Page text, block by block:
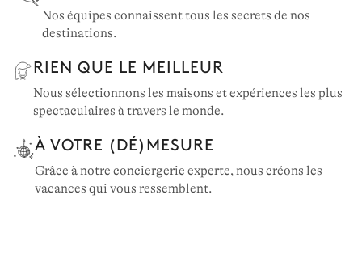
Nos équipes connaissent tous les secrets de nos
destinations.
RIEN QUE LE MEILLEUR
Nous sélectionnons les maisons et expériences les plus
spectaculaires à travers le monde.
À VOTRE (DÉ)MESURE
Grâce à notre conciergerie experte, nous créons les
vacances qui vous ressemblent.